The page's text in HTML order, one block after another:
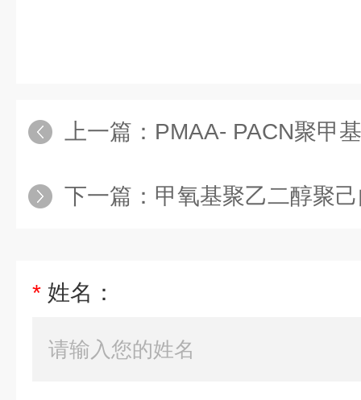
上一篇： PMAA- PACN聚甲基丙
下一篇： 甲氧基聚乙二醇聚
* 姓名：